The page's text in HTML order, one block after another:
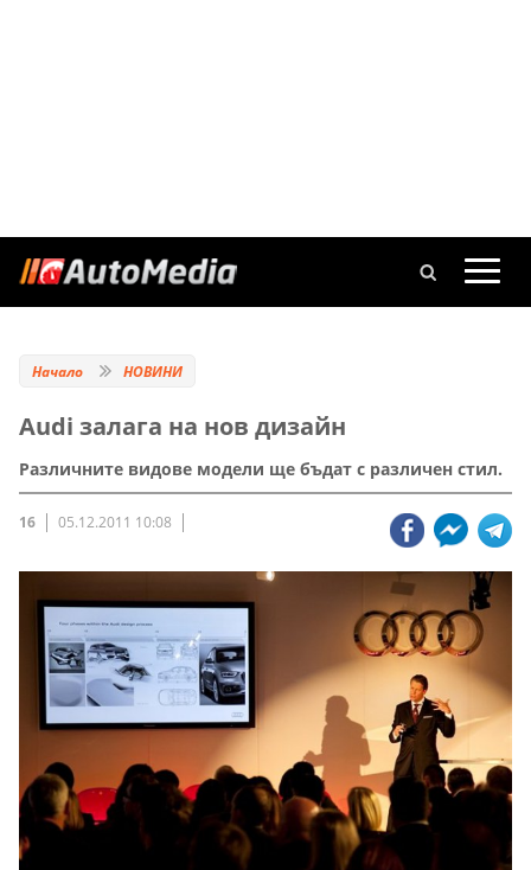
Начало НОВИНИ
Audi залага на нов дизайн
Различните видове модели ще бъдат с различен стил.
16 05.12.2011 10:08